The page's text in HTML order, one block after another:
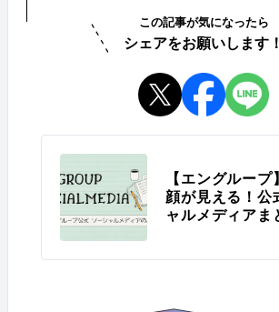
この記事が気になったら
シェアをお願いします！
【エングルー
顔が見える！公
ャルメディアま